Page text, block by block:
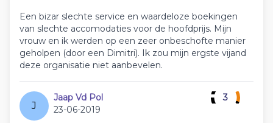
Een bizar slechte service en waardeloze boekingen
van slechte accomodaties voor de hoofdprijs. Mijn
vrouw en ik werden op een zeer onbeschofte manier
geholpen (door een Dimitri). Ik zou mijn ergste vijand
deze organisatie niet aanbevelen.
J
Jaap Vd Pol
23-06-2019
3